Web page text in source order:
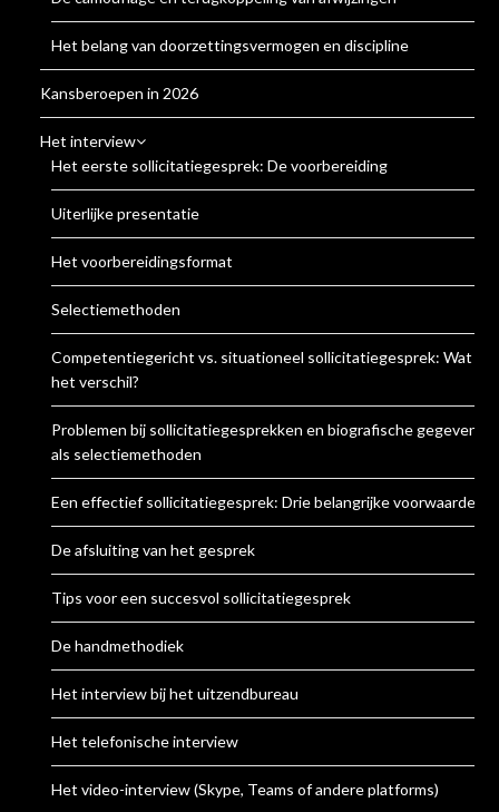
Het belang van doorzettingsvermogen en discipline
Kansberoepen in 2026
Het interview
Het eerste sollicitatiegesprek: De voorbereiding
Uiterlijke presentatie
Het voorbereidingsformat
Selectiemethoden
Competentiegericht vs. situationeel sollicitatiegesprek: Wat is
het verschil?
Problemen bij sollicitatiegesprekken en biografische gegevens
als selectiemethoden
Een effectief sollicitatiegesprek: Drie belangrijke voorwaarden
De afsluiting van het gesprek
Tips voor een succesvol sollicitatiegesprek
De handmethodiek
Het interview bij het uitzendbureau
Het telefonische interview
Het video-interview (Skype, Teams of andere platforms)